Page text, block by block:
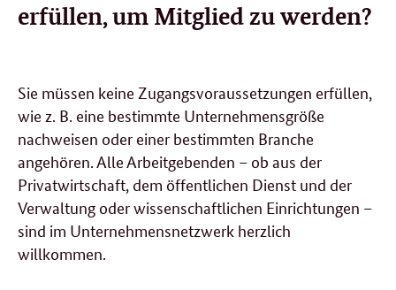
erfüllen, um Mitglied zu werden?
Sie müssen keine Zugangsvoraussetzungen erfüllen,
wie z. B. eine bestimmte Unternehmensgröße
nachweisen oder einer bestimmten Branche
angehören. Alle Arbeitgebenden – ob aus der
Privatwirtschaft, dem öffentlichen Dienst und der
Verwaltung oder wissenschaftlichen Einrichtungen –
sind im Unternehmensnetzwerk herzlich
willkommen.